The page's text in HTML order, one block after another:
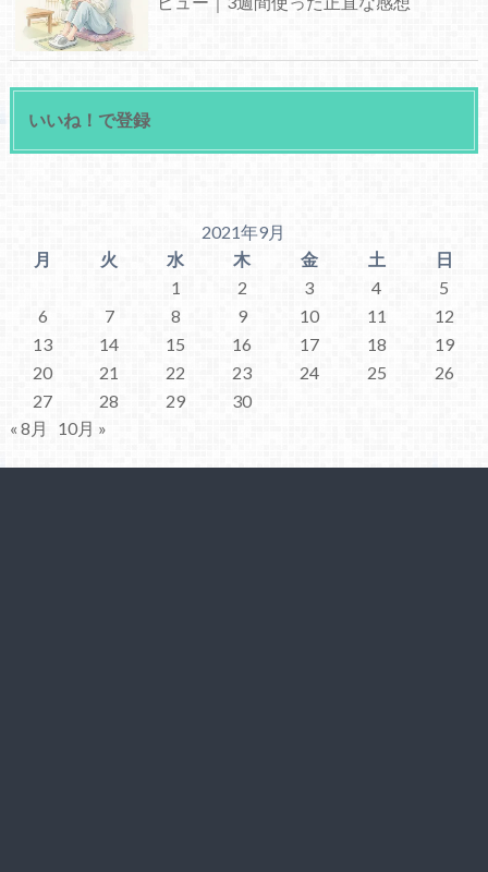
いいね！で登録
2021年9月
月
火 水 木 金 土
日
1
2 3 4
5
6
7 8 9 10 11
12
13
14 15 16 17 18
19
20
21 22 23 24 25
26
27
28 29
30
« 8月
10月 »